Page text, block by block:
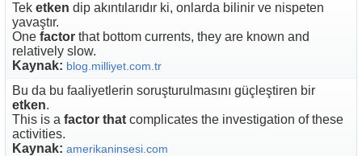
Tek etken dip akıntılarıdır ki, onlarda bilinir ve nispeten
yavaştır.
One factor that bottom currents, they are known and
relatively slow.
Kaynak: blog.milliyet.com.tr
Bu da bu faaliyetlerin soruşturulmasını güçleştiren bir
etken.
This is a factor that complicates the investigation of these
activities.
Kaynak: amerikaninsesi.com